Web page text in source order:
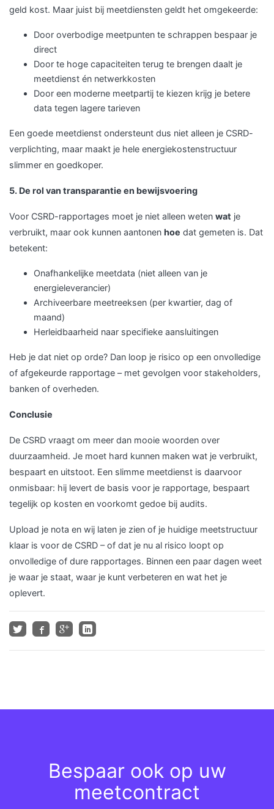
geld kost. Maar juist bij meetdiensten geldt het omgekeerde:
Door overbodige meetpunten te schrappen bespaar je
direct
Door te hoge capaciteiten terug te brengen daalt je
meetdienst én netwerkkosten
Door een moderne meetpartij te kiezen krijg je betere
data tegen lagere tarieven
Een goede meetdienst ondersteunt dus niet alleen je CSRD-
verplichting, maar maakt je hele energiekostenstructuur
slimmer en goedkoper.
5. De rol van transparantie en bewijsvoering
Voor CSRD-rapportages moet je niet alleen weten wat je
verbruikt, maar ook kunnen aantonen hoe dat gemeten is. Dat
betekent:
Onafhankelijke meetdata (niet alleen van je
energieleverancier)
Archiveerbare meetreeksen (per kwartier, dag of
maand)
Herleidbaarheid naar specifieke aansluitingen
Heb je dat niet op orde? Dan loop je risico op een onvolledige
of afgekeurde rapportage – met gevolgen voor stakeholders,
banken of overheden.
Conclusie
De CSRD vraagt om meer dan mooie woorden over
duurzaamheid. Je moet hard kunnen maken wat je verbruikt,
bespaart en uitstoot. Een slimme meetdienst is daarvoor
onmisbaar: hij levert de basis voor je rapportage, bespaart
tegelijk op kosten en voorkomt gedoe bij audits.
Upload je nota en wij laten je zien of je huidige meetstructuur
klaar is voor de CSRD – of dat je nu al risico loopt op
onvolledige of dure rapportages. Binnen een paar dagen weet
je waar je staat, waar je kunt verbeteren en wat het je
oplevert.
Bespaar ook op uw
meetcontract